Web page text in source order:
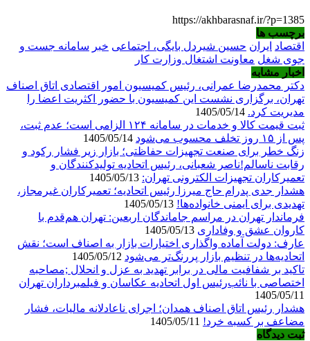
https://akhbarasnaf.ir/?p=1385
برچسب ها
اقتصاد ایران حسین شیردل بایگی، اجتماعی خبر سامانه جست و
جوی شغل معاونت اشتغال وزارت کار
اخبار مشابه
دکتر محمدرضا عمرانی، رئیس کمیسیون امور اقتصادی اتاق اصناف
تهران، برگزاری نشست این کمیسیون با حضور اکثریت اعضا را
مدیریت کرد.
ثبت قیمت کالا و خدمات در سامانه ۱۲۴ الزامی است؛ عدم ثبت،
پس از ۱۵ روز تخلف محسوب می‌شود
زنگ خطر برای صنعت تجهیزات حفاظتی؛ بازار زیر فشار رکود و
رقابت ناسالم!ناصر شعبانی، رئیس اتحادیه تولیدکنندگان و
تعمیرکاران تجهیزات الکترونی تهران:
هشدار جدی پدرام حاج میرزا رئیس اتحادیه؛ تعمیرکاران غیرمجاز،
تهدیدی برای ایمنی خانواده‌ها!
فرماندار تهران در مراسم جاماندگان اربعین: تهران هم‌قدم با
کاروان عشق و وفاداری
عارف: دولت آماده واگذاری اختیارات بازار به اصناف است؛ نقش
اتحادیه‌ها در تنظیم بازار پررنگ‌تر می‌شود
تاکید بر شفافیت مالی در برابر تهدید به عزل و انحلال ;مصاحبه
اختصاصی با نائب‌رئیس اول اتحادیه عکاسان و فیلمبرداران تهران
1405/05/11
هشدار رئیس اتاق اصناف همدان؛ اجرای ناعادلانه مالیات، فشار
مضاعف بر کسبه خرد!
ثبت دیدگاه